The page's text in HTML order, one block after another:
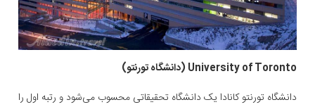
University of Toronto (دانشگاه تورنتو)
دانشگاه تورنتو کانادا یک دانشگاه تحقیقاتی محسوب می‌شود و رتبه اول را